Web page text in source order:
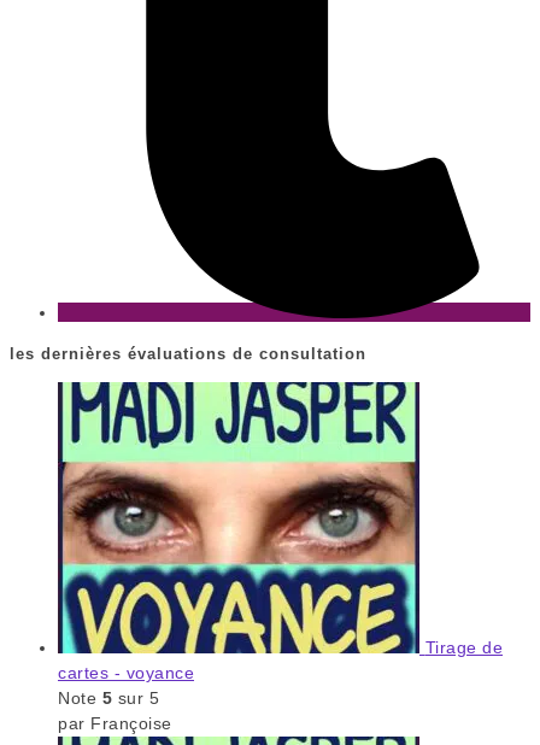
les dernières évaluations de consultation
Tirage de
cartes - voyance
Note 5 sur 5
par Françoise